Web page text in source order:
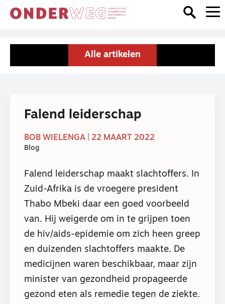
Alle artikelen
Falend leiderschap
BOB WIELENGA | 22 MAART 2022
Blog
Falend leiderschap maakt slachtoffers. In
Zuid-Afrika is de vroegere president
Thabo Mbeki daar een goed voorbeeld
van. Hij weigerde om in te grijpen toen
de hiv/aids-epidemie om zich heen greep
en duizenden slachtoffers maakte. De
medicijnen waren beschikbaar, maar zijn
minister van gezondheid propageerde
gezond eten als remedie tegen de ziekte.